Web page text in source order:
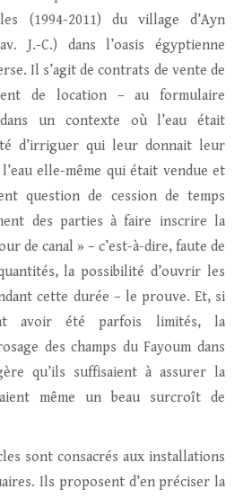
(1994-2011) du village d’Ayn
J.-C.) dans l’oasis égyptienne
Il s’agit de contrats de vente de
de location – au formulaire
un contexte où l’eau était
d’irriguer qui leur donnait leur
elle-même qui était vendue et
question de cession de temps
des parties à faire inscrire la
de canal » – c’est-à-dire, faute de
la possibilité d’ouvrir les
cette durée – le prouve. Et, si
avoir été parfois limités, la
des champs du Fayoum dans
qu’ils suffisaient à assurer la
même un beau surcroît de
sont consacrés aux installations
Ils proposent d’en préciser la